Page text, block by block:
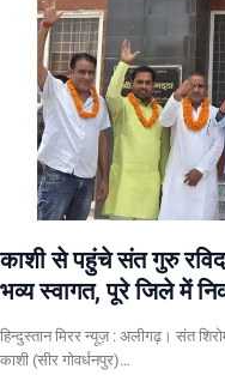
काशी से पहुंचे संत गुरु
भव्य स्वागत, पूरे जिले में
हिन्दुस्तान मिरर न्यूज़ : अलीगढ़। संत
काशी (सीर गोवर्धनपुर)…